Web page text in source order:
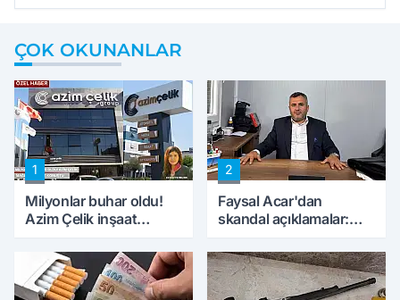
ÇOK OKUNANLAR
1
Milyonlar buhar oldu!
Azim Çelik inşaat
konuştu
2
Faysal Acar'dan
skandal açıklamalar:
peynircilerimizi de
kıskaca aldı, müdahale
ettik'